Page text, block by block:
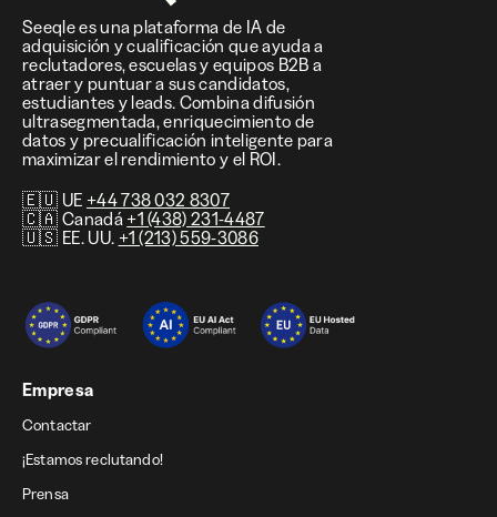
Seeqle es una plataforma de IA de
adquisición y cualificación que ayuda a
reclutadores, escuelas y equipos B2B a
atraer y puntuar a sus candidatos,
estudiantes y leads. Combina difusión
ultrasegmentada, enriquecimiento de
datos y precualificación inteligente para
maximizar el rendimiento y el ROI.
🇪🇺 UE +44 738 032 8307
🇨🇦 Canadá +1 (438) 231-4487
🇺🇸 EE. UU. +1 (213) 559-3086
Empresa
Contactar
¡Estamos reclutando!
Prensa